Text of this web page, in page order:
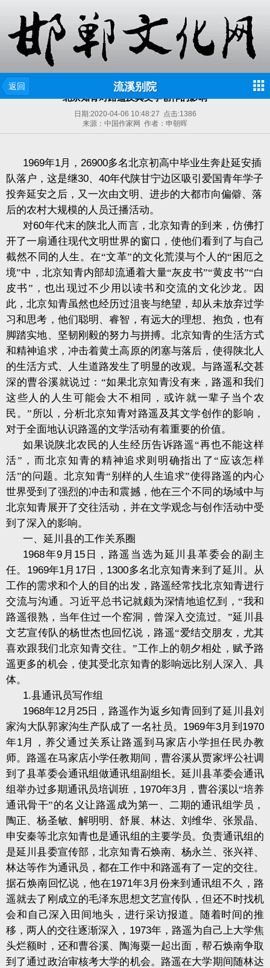
返回 流溪别院
北京知青对路遥及其文学创作的影响
日期:2020-04-06 10:48:27 点击:1386
来源：中国作家网 作者：申朝晖
1969年1月， 26900多名北京初高中毕业生奔赴延安插
队落户，这是继30、 40年代陕甘宁边区吸引爱国青年学子
投奔延安之后，又一次由文明、进步的大都市向偏僻、落
后的农村大规模的人员迁播活动。
对60年代末的陕北人而言，北京知青的到来，仿佛打
开了一扇通往现代文明世界的窗口，使他们看到了与自己
截然不同的人生。在“文革”的文化荒漠与个人的“困厄之
境”中，北京知青内部却流通着大量“灰皮书”“黄皮书”“白
皮书”，也出现过不少用以读书和交流的文化沙龙。因
此，北京知青虽然也经历过沮丧与绝望，却从未放弃过学
习和思考，他们聪明、睿智，有远大的理想、抱负，也有
脚踏实地、坚韧刚毅的努力与拼搏。北京知青的生活方式
和精神追求，冲击着黄土高原的闭塞与落后，使得陕北人
的生活方式、人生道路发生了明显的改观。与路遥私交甚
深的曹谷溪就说过：“如果北京知青没有来，路遥和我们
这些人的人生可能会大不相同，或许就一辈子当个农
民。”所以，分析北京知青对路遥及其文学创作的影响，
对于全面地认识路遥的文学活动有着重要的价值。
如果说陕北农民的人生经历告诉路遥“再也不能这样
活”，而北京知青的精神追求则明确指出了“应该怎样
活”的问题。北京知青“别样的人生追求”使得路遥的内心
世界受到了强烈的冲击和震撼，他在三个不同的场域中与
北京知青展开了交往活动，并在文学观念与创作活动中受
到了深入的影响。
一、延川县的工作关系圈
1968年9 月 15 日，路遥当选为延川县革委会的副主
任。 1969年1月 17日， 1300多名北京知青来到了延川。从
工作的需求和个人的目的出发，路遥经常找北京知青进行
交流与沟通。习近平总书记就颇为深情地追忆到，“我和
路遥很熟，当年住过一个窑洞，曾深入交流过。”延川县
文艺宣传队的杨世杰也回忆说，路遥“爱结交朋友，尤其
喜欢跟我们北京知青交往。”工作上的朝夕相处，赋予路
遥更多的机会，使其受北京知青的影响远比别人深入、具
体。
1.县通讯员写作组
1968年12 月 25日，路遥作为返乡知青回到了延川县刘
家沟大队郭家沟生产队成了一名社员。 1969年3月到 1970
年1 月，养父通过关系让路遥到马家店小学担任民办教
师。路遥在马家店小学任教期间，曹谷溪从贾家坪公社调
到了县革委会通讯组做通讯组副组长。延川县革委会通讯
组举办过多期通讯员培训班， 1970年3月，曹谷溪以“培养
通讯骨干”的名义让路遥成为第一、二期的通讯组学员，
陶正、杨圣敏、解明明、舒展、林达、刘维华、张景晶、
申安秦等北京知青也是通讯组的主要学员。负责通讯组的
是延川县委宣传部，北京知青石焕南、杨永兰、张兴祥、
林达等作为通讯员，都在工作中和路遥有了一定的交往。
据石焕南回忆说，他在1971年3月份来到通讯组不久，路
遥就去了刚成立的毛泽东思想文艺宣传队，但还不时找机
会和自己深入田间地头，进行采访报道。随着时间的推
移，两人的交往逐渐深入， 1973年，路遥为自己上大学焦
头烂额时，还和曹谷溪、陶海粟一起出面，帮石焕南争取
到了通过政治审核考大学的机会。路遥在大学期间随林达